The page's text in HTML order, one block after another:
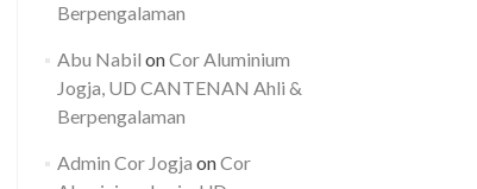
Berpengalaman
Abu Nabil onCor Aluminium
Jogja, UD CANTENAN Ahli &
Berpengalaman
Admin Cor Jogja onCor